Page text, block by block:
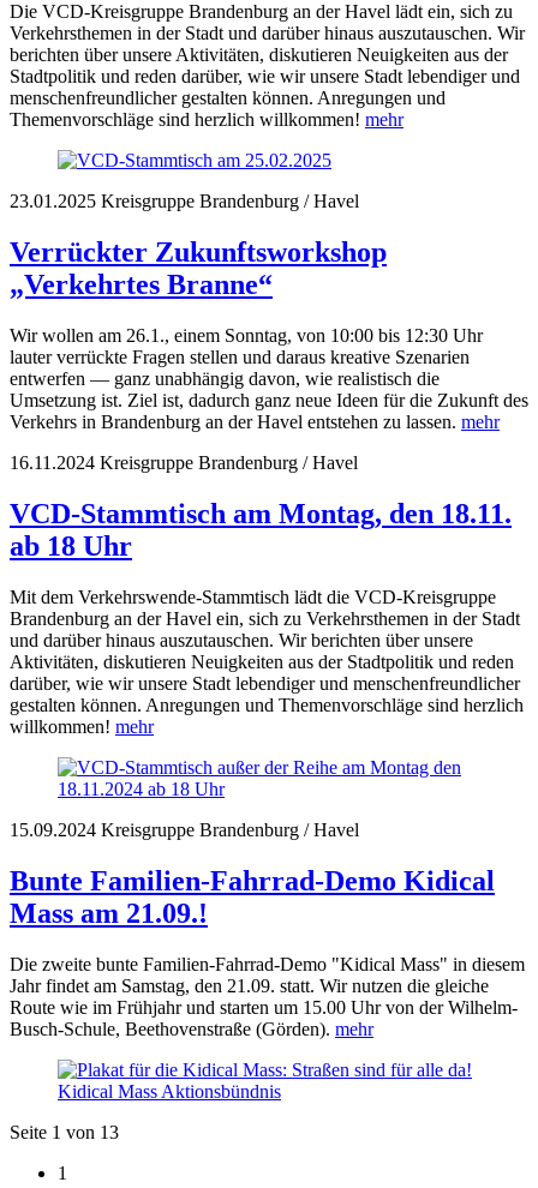
Die VCD-Kreisgruppe Brandenburg an der Havel lädt ein, sich zu
Verkehrsthemen in der Stadt und darüber hinaus auszutauschen. Wir
berichten über unsere Aktivitäten, diskutieren Neuigkeiten aus der
Stadtpolitik und reden darüber, wie wir unsere Stadt lebendiger und
menschenfreundlicher gestalten können. Anregungen und
Themenvorschläge sind herzlich willkommen! mehr
23.01.2025 Kreisgruppe Brandenburg / Havel
Verrückter Zukunftsworkshop
„Verkehrtes Branne“
Wir wollen am 26.1., einem Sonntag, von 10:00 bis 12:30 Uhr
lauter verrückte Fragen stellen und daraus kreative Szenarien
entwerfen — ganz unabhängig davon, wie realistisch die
Umsetzung ist. Ziel ist, dadurch ganz neue Ideen für die Zukunft des
Verkehrs in Brandenburg an der Havel entstehen zu lassen. mehr
16.11.2024 Kreisgruppe Brandenburg / Havel
VCD-Stammtisch am Montag, den 18.11.
ab 18 Uhr
Mit dem Verkehrswende-Stammtisch lädt die VCD-Kreisgruppe
Brandenburg an der Havel ein, sich zu Verkehrsthemen in der Stadt
und darüber hinaus auszutauschen. Wir berichten über unsere
Aktivitäten, diskutieren Neuigkeiten aus der Stadtpolitik und reden
darüber, wie wir unsere Stadt lebendiger und menschenfreundlicher
gestalten können. Anregungen und Themenvorschläge sind herzlich
willkommen! mehr
15.09.2024 Kreisgruppe Brandenburg / Havel
Bunte Familien-Fahrrad-Demo Kidical
Mass am 21.09.!
Die zweite bunte Familien-Fahrrad-Demo "Kidical Mass" in diesem
Jahr findet am Samstag, den 21.09. statt. Wir nutzen die gleiche
Route wie im Frühjahr und starten um 15.00 Uhr von der Wilhelm-
Busch-Schule, Beethovenstraße (Görden). mehr
Kidical Mass Aktionsbündnis
Seite 1 von 13
1